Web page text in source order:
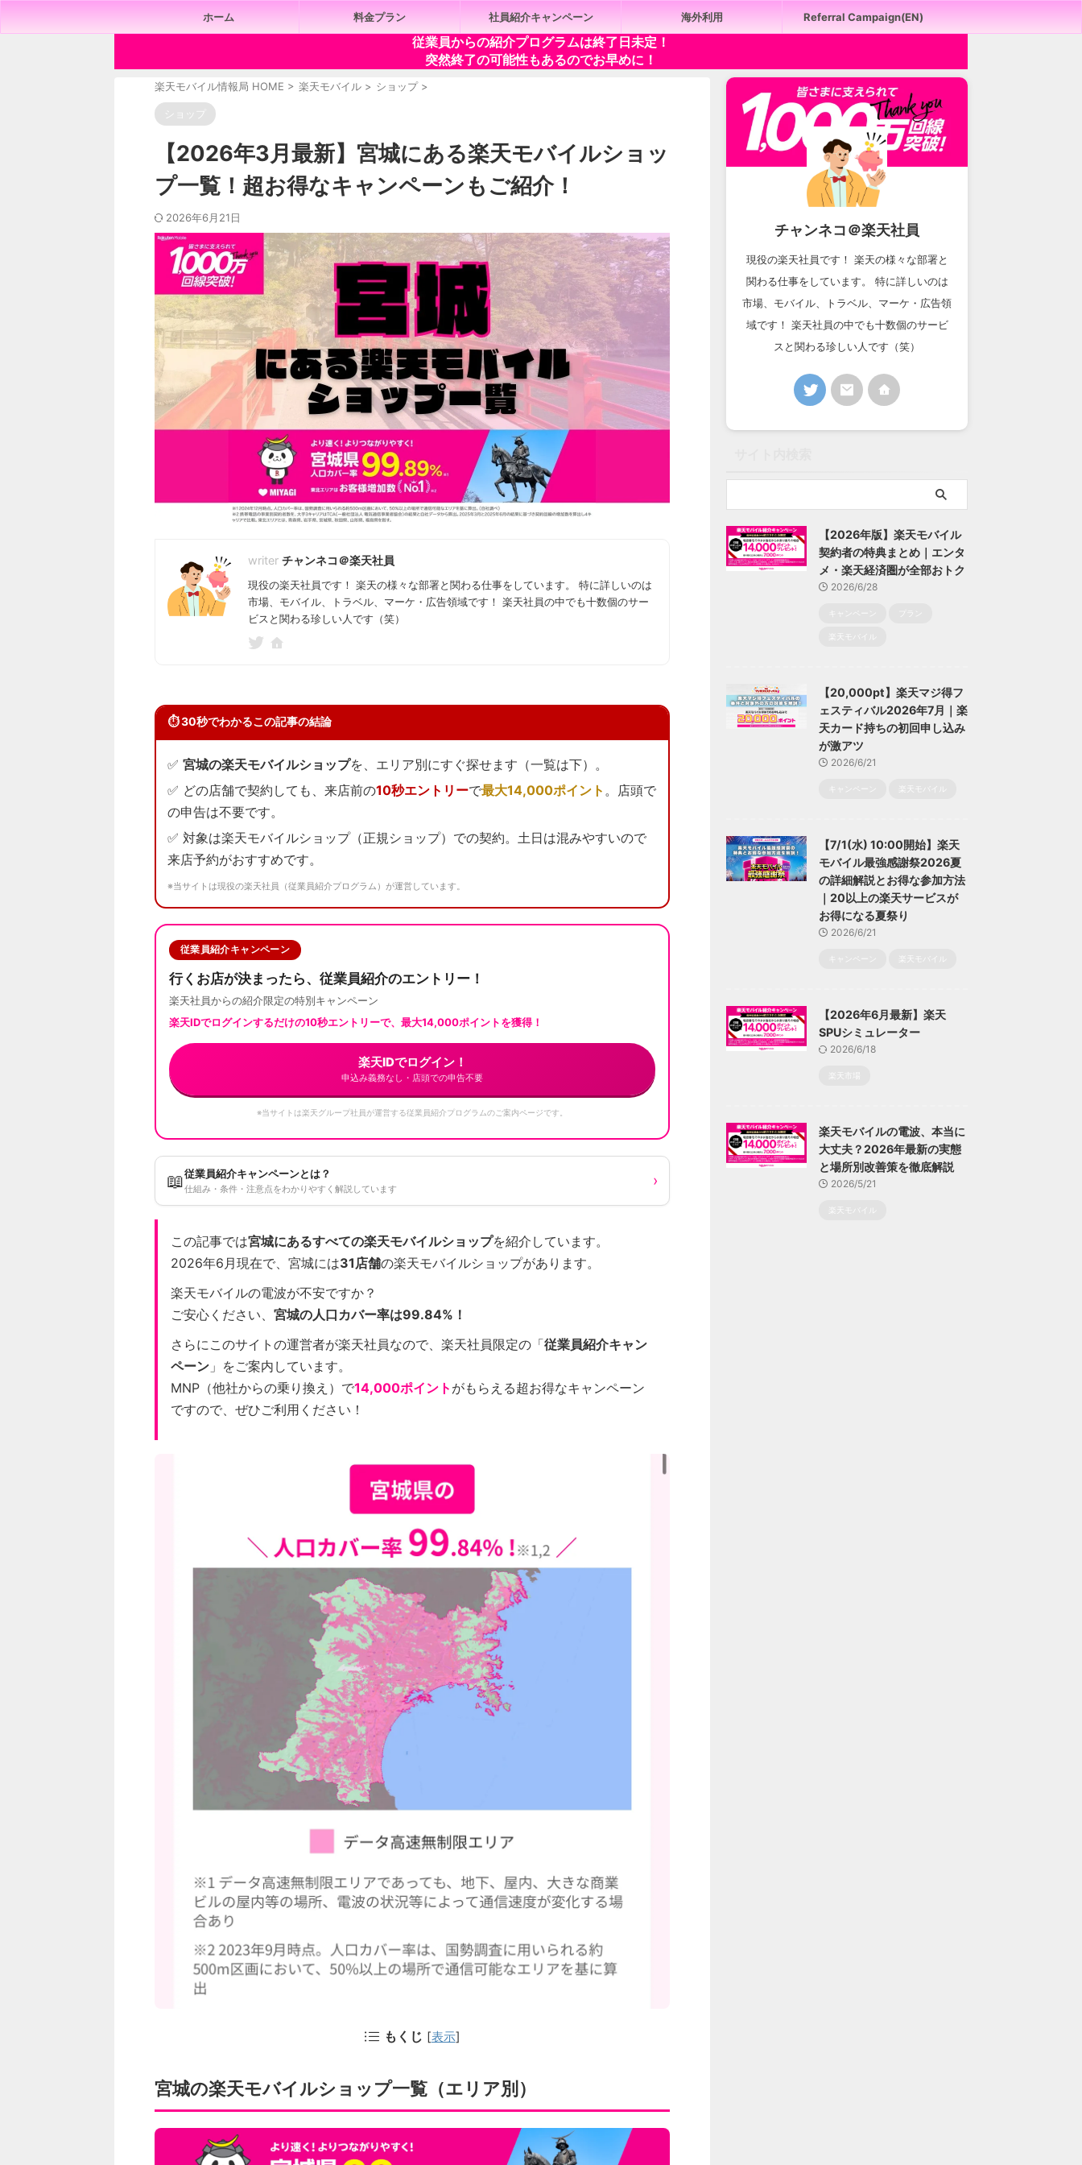
ホーム 料金プラン 社員紹介キャンペーン 海外利用 Referral Campaign(EN)
従業員からの紹介プログラムは終了日未定！
突然終了の可能性もあるのでお早めに！
楽天モバイル情報局 HOME > 楽天モバイル > ショップ >
ショップ
【2026年3月最新】宮城にある楽天モバイルショッ
プ一覧！超お得なキャンペーンもご紹介！
2026年6月21日
チャンネコ＠楽天社員
現役の楽天社員です！ 楽天の様々な部署と関わる仕事をしています。 特に詳しいのは
市場、モバイル、トラベル、マーケ・広告領域です！ 楽天社員の中でも十数個のサー
ビスと関わる珍しい人です（笑）
⏱ 30秒でわかるこの記事の結論
✅ 宮城の楽天モバイルショップを、エリア別にすぐ探せます（一覧は下）。
✅ どの店舗で契約しても、来店前の10秒エントリーで最大14,000ポイント 。店頭で
の申告は不要です。
✅ 対象は楽天モバイルショップ（正規ショップ）での契約。土日は混みやすいので
来店予約がおすすめです。
※当サイトは現役の楽天社員（従業員紹介プログラム）が運営しています。
従業員紹介キャンペーン
行くお店が決まったら、従業員紹介のエントリー！
楽天社員からの紹介限定の特別キャンペーン
楽天IDでログインするだけの10秒エントリーで、最大14,000ポイントを獲得！
楽天IDでログイン！
申込み義務なし・店頭での申告不要
※当サイトは楽天グループ社員が運営する従業員紹介プログラムのご案内ページです。
📖従業員紹介キャンペーンとは？
仕組み・条件・注意点をわかりやすく解説しています ›
この記事では宮城にあるすべての楽天モバイルショップを紹介しています。
2026年6月現在で、宮城には31店舗の楽天モバイルショップがあります。
楽天モバイルの電波が不安ですか？
ご安心ください、 宮城の人口カバー率は99.84%！
さらにこのサイトの運営者が楽天社員なので、楽天社員限定の「従業員紹介キャン
ペーン 」をご案内しています。
MNP（他社からの乗り換え）で14,000ポイント がもらえる超お得なキャンペーン
ですので、ぜひご利用ください！
もくじ [表示]
宮城の楽天モバイルショップ一覧（エリア別）
チャンネコ＠楽天社員
現役の楽天社員です！ 楽天の様々な部署と
関わる仕事をしています。 特に詳しいのは
市場、モバイル、トラベル、マーケ・広告領
域です！ 楽天社員の中でも十数個のサービ
スと関わる珍しい人です（笑）
【2026年版】楽天モバイル
契約者の特典まとめ｜エンタ
メ・楽天経済圏が全部おトク
2026/6/28
キャンペーン
楽天モバイル
【20,000pt】楽天マジ得フ
ェスティバル2026年7月｜楽
天カード持ちの初回申し込み
が激アツ
2026/6/21
キャンペーン 楽天モバイル
【7/1(水) 10:00開始】楽天
モバイル最強感謝祭2026夏
の詳細解説とお得な参加方法
｜20以上の楽天サービスが
お得になる夏祭り
2026/6/21
キャンペーン 楽天モバイル
【2026年6月最新】楽天
SPUシミュレーター
2026/6/18
楽天市場
楽天モバイルの電波、本当に
大丈夫？2026年最新の実態
と場所別改善策を徹底解説
2026/5/21
楽天モバイル